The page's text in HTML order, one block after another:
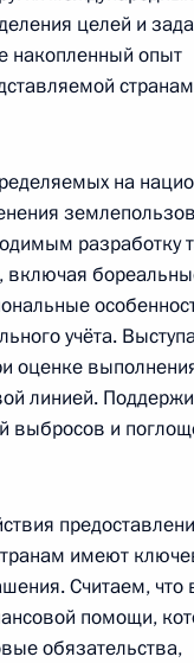
целей и
накопленный опыт
на
разработку
включая
учёта.
оценке
линией.
выбросов и
имеют
Считаем, что
помощи,
обязательства,